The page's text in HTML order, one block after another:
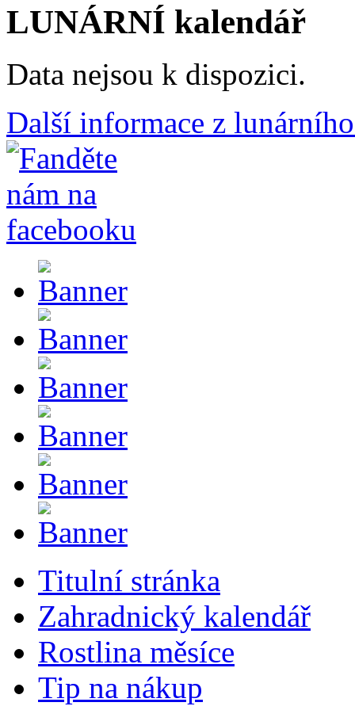
LUNÁRNÍ kalendář
Data nejsou k dispozici.
Další informace z
Titulní stránka
Zahradnický kalendář
Rostlina měsíce
Tip na nákup